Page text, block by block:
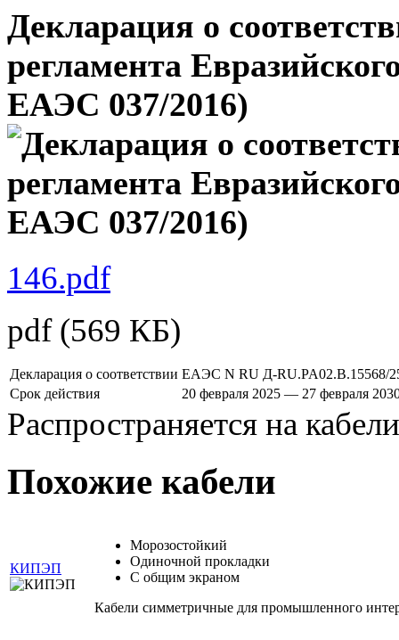
Декларация о
регламента
ЕАЭС 037/2016)
146.pdf
pdf(569 КБ)
Декларация о соответствии ЕАЭС N RU Д-RU.PA02.B.15568/
Срок действия
20 февраля 2025 — 27 февраля
Распространяется на
Похожие кабели
КИПЭП
Морозостойкий
Одиночной прокладки
С общим экраном
Кабели симметричные для промышленного